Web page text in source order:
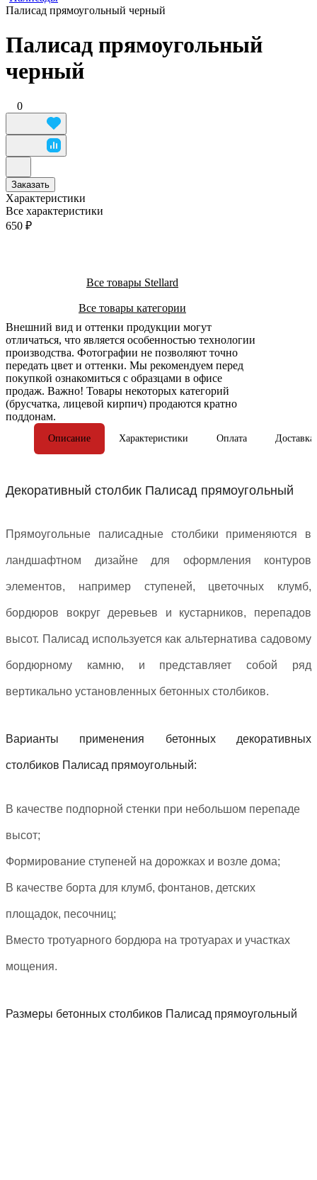
Палисад прямоугольный черный
Палисад прямоугольный
черный
0
Заказать
Характеристики
Все характеристики
650 ₽
Все товары Stellard
Все товары категории
Внешний вид и оттенки продукции могут
отличаться, что является особенностью технологии
производства. Фотографии не позволяют точно
передать цвет и оттенки. Мы рекомендуем перед
покупкой ознакомиться с образцами в офисе
продаж. Важно! Товары некоторых категорий
(брусчатка, лицевой кирпич) продаются кратно
поддонам.
Описание Характеристики Оплата Доставка
Декоративный столбик Палисад прямоугольный
Прямоугольные палисадные столбики применяются в
ландшафтном дизайне для оформления контуров
элементов, например ступеней, цветочных клумб,
бордюров вокруг деревьев и кустарников, перепадов
высот. Палисад используется как альтернатива садовому
бордюрному камню, и представляет собой ряд
вертикально установленных бетонных столбиков.
Варианты применения бетонных декоративных
столбиков Палисад прямоугольный:
В качестве подпорной стенки при небольшом перепаде
высот;
Формирование ступеней на дорожках и возле дома;
В качестве борта для клумб, фонтанов, детских
площадок, песочниц;
Вместо тротуарного бордюра на тротуарах и участках
мощения.
Размеры бетонных столбиков Палисад прямоугольный